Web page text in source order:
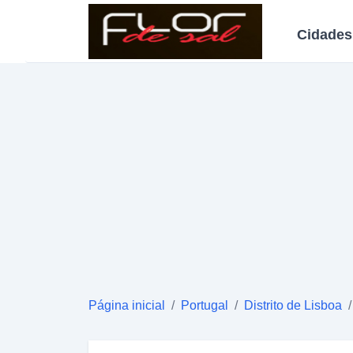
Cidades
Página inicial / Portugal / Distrito de Lisboa /